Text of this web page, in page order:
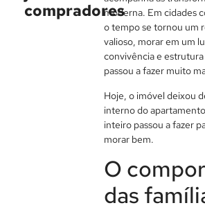
compradoresmoderna. Em cidades
o tempo se tornou um
valioso, morar em um
convivência e
passou a fazer muito
Hoje, o imóvel deixou
interno do
inteiro passou a fazer
morar bem.
O
das